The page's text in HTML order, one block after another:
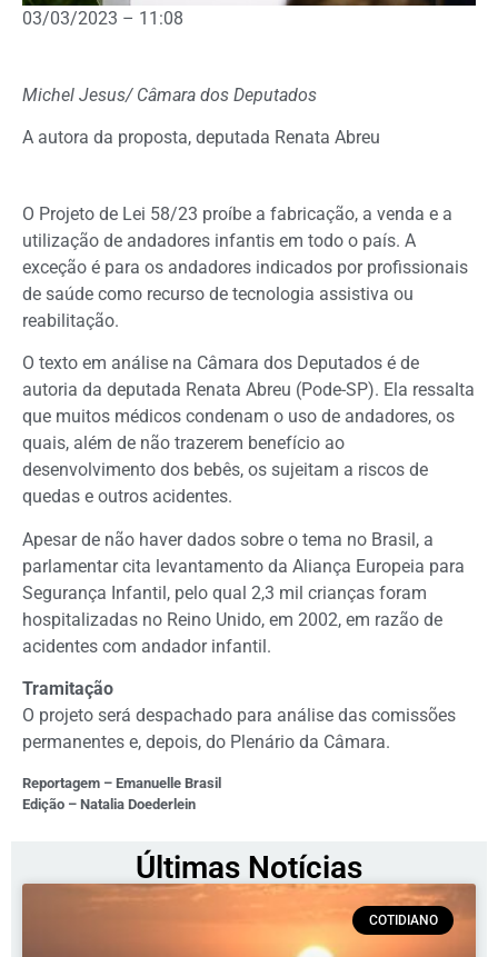
03/03/2023 – 11:08
Michel Jesus/ Câmara dos Deputados
A autora da proposta, deputada Renata Abreu
O Projeto de Lei 58/23 proíbe a fabricação, a venda e a
utilização de andadores infantis em todo o país. A
exceção é para os andadores indicados por profissionais
de saúde como recurso de tecnologia assistiva ou
reabilitação.
O texto em análise na Câmara dos Deputados é de
autoria da deputada Renata Abreu (Pode-SP). Ela ressalta
que muitos médicos condenam o uso de andadores, os
quais, além de não trazerem benefício ao
desenvolvimento dos bebês, os sujeitam a riscos de
quedas e outros acidentes.
Apesar de não haver dados sobre o tema no Brasil, a
parlamentar cita levantamento da Aliança Europeia para
Segurança Infantil, pelo qual 2,3 mil crianças foram
hospitalizadas no Reino Unido, em 2002, em razão de
acidentes com andador infantil.
Tramitação
O projeto será despachado para análise das comissões
permanentes e, depois, do Plenário da Câmara.
Reportagem – Emanuelle Brasil
Edição – Natalia Doederlein
Últimas Notícias
COTIDIANO